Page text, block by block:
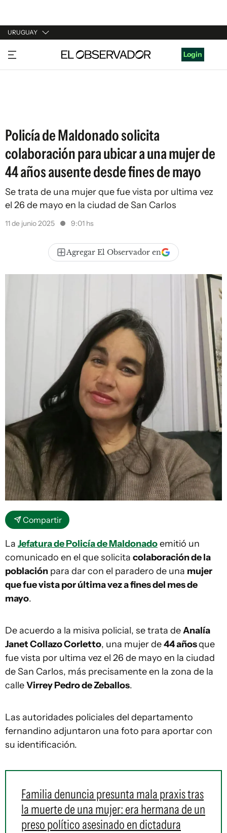
URUGUAY
URUGUAY
ARGENTINA
Login
Policía de Maldonado solicita
colaboración para ubicar a una mujer de
44 años ausente desde fines de mayo
Se trata de una mujer que fue vista por ultima vez
el 26 de mayo en la ciudad de San Carlos
11 de junio 2025 9:01 hs
Agregar El Observador en
Compartir
La Jefatura de Policía de Maldonadoemitió un
comunicado en el que solicita colaboración de la
población para dar con el paradero de una mujer
que fue vista por última vez a fines del mes de
mayo.
De acuerdo a la misiva policial, se trata deAnalía
Janet Collazo Corletto, una mujer de44 añosque
fue vista por ultima vez el 26 de mayo en la ciudad
de San Carlos, más precisamente en la zona de la
calleVirrey Pedro de Zeballos.
Las autoridades policiales del departamento
fernandino adjuntaron una foto para aportar con
su identificación.
Familia denuncia presunta mala praxis tras
la muerte de una mujer: era hermana de un
preso político asesinado en dictadura